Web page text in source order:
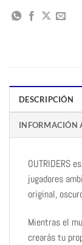
DESCRIPCIÓN
INFORMACIÓN
OUTRIDERS
jugadores
original,
Mientras el
crearás tu